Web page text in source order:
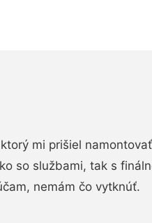
mi prišiel
so službami, tak s
nemám čo vytknúť.